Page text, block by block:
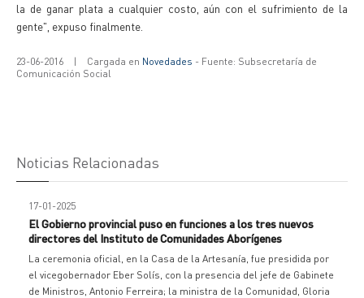
la de ganar plata a cualquier costo, aún con el sufrimiento de la
gente", expuso finalmente.
23-06-2016 | Cargada en Novedades - Fuente: Subsecretaría de
Comunicación Social
Noticias Relacionadas
17-01-2025
El Gobierno provincial puso en funciones a los tres nuevos
directores del Instituto de Comunidades Aborígenes
La ceremonia oficial, en la Casa de la Artesanía, fue presidida por
el vicegobernador Eber Solís, con la presencia del jefe de Gabinete
de Ministros, Antonio Ferreira; la ministra de la Comunidad, Gloria